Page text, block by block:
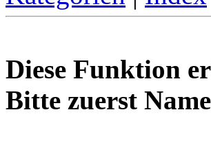
Diese Funktion
Bitte zuerst